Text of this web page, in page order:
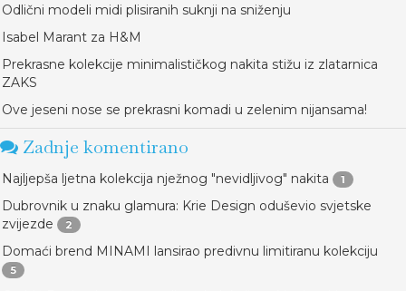
Odlični modeli midi plisiranih suknji na sniženju
Isabel Marant za H&M
Prekrasne kolekcije minimalističkog nakita stižu iz zlatarnica
ZAKS
Ove jeseni nose se prekrasni komadi u zelenim nijansama!
Zadnje komentirano
Najljepša ljetna kolekcija nježnog "nevidljivog" nakita 1
Dubrovnik u znaku glamura: Krie Design oduševio svjetske
zvijezde
2
Domaći brend MINAMI lansirao predivnu limitiranu kolekciju
5